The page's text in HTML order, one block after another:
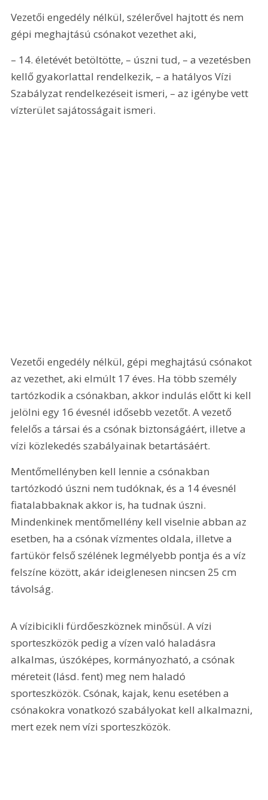
Vezetői engedély nélkül, szélerővel hajtott és nem
gépi meghajtású csónakot vezethet aki,
– 14. életévét betöltötte, – úszni tud, – a vezetésben
kellő gyakorlattal rendelkezik, – a hatályos Vízi
Szabályzat rendelkezéseit ismeri, – az igénybe vett
vízterület sajátosságait ismeri.
Vezetői engedély nélkül, gépi meghajtású csónakot
az vezethet, aki elmúlt 17 éves. Ha több személy
tartózkodik a csónakban, akkor indulás előtt ki kell
jelölni egy 16 évesnél idősebb vezetőt. A vezető
felelős a társai és a csónak biztonságáért, illetve a
vízi közlekedés szabályainak betartásáért.
Mentőmellényben kell lennie a csónakban
tartózkodó úszni nem tudóknak, és a 14 évesnél
fiatalabbaknak akkor is, ha tudnak úszni.
Mindenkinek mentőmellény kell viselnie abban az
esetben, ha a csónak vízmentes oldala, illetve a
fartükör felső szélének legmélyebb pontja és a víz
felszíne között, akár ideiglenesen nincsen 25 cm
távolság.
A vízibicikli fürdőeszköznek minősül. A vízi
sporteszközök pedig a vízen való haladásra
alkalmas, úszóképes, kormányozható, a csónak
méreteit (lásd. fent) meg nem haladó
sporteszközök. Csónak, kajak, kenu esetében a
csónakokra vonatkozó szabályokat kell alkalmazni,
mert ezek nem vízi sporteszközök.